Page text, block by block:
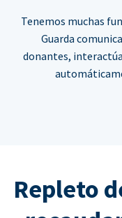
Tenemos muchas
Guarda
donantes,
Repleto